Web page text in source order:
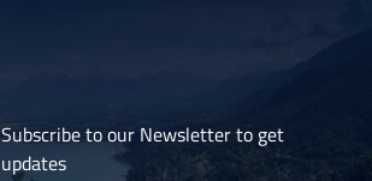
Subscribe to our Newsletter to get
updates